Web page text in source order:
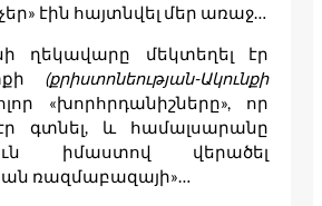
էին հայտնվել մեր առաջ…
ղեկավարը մեկտեղել էր
(քրիստոնեության-Ակունքի
«խորհրդանիշները», որ
գտնել, և համալսարանը
իմաստով վերածել
ռազմաբազայի»…